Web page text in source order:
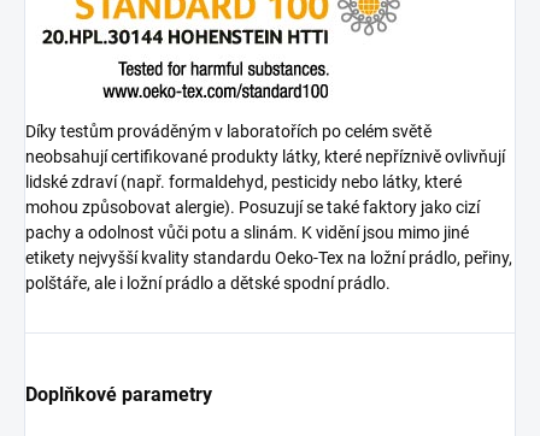
Díky testům prováděným v laboratořích po celém světě
neobsahují certifikované produkty látky, které nepříznivě ovlivňují
lidské zdraví (např. formaldehyd, pesticidy nebo látky, které
mohou způsobovat alergie). Posuzují se také faktory jako cizí
pachy a odolnost vůči potu a slinám. K vidění jsou mimo jiné
etikety nejvyšší kvality standardu Oeko-Tex na ložní prádlo, peřiny,
polštáře, ale i ložní prádlo a dětské spodní prádlo.
Doplňkové parametry